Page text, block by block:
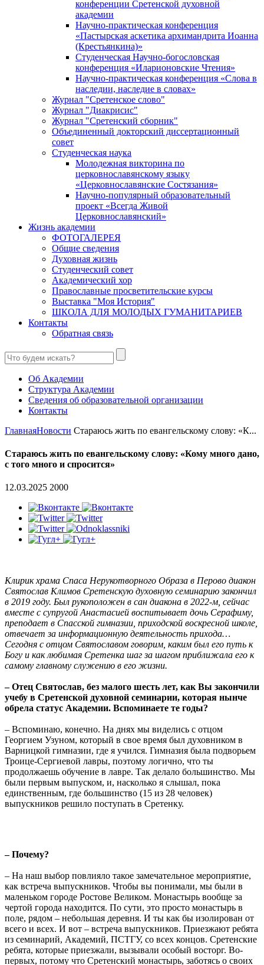
конференции Сретенской духовной
академии
Научно-практическая конференция
«Пастырская аскетика архимандрита Иоанна
(Крестьянкина)»
Студенческая Научно-богословская
конференция «Иларионовские Чтения»
Научно-практическая конференция «Cлова в
наследии, наследие в словах»
Журнал "Сретенское слово"
Журнал "Диакрисис"
Журнал "Сретенский сборник"
Объединенный докторский диссертационный
совет
Студенческая наука
Молодежная викторина по
церковнославянскому языку
«Церковнославянские Состязания»
Научно-популярный образовательный
проект «Всегда Живой
Церковнославянский»
Жизнь академии
ФОТОГАЛЕРЕЯ
Общие сведения
Духовная жизнь
Студенческий совет
Академический хор
Православные просветительские курсы
Выставка "Моя История"
ШКОЛА ДЛЯ МОЛОДЫХ ГУМАНИТАРИЕВ
Контакты
Обратная связь
Об Академии
Структура Академии
Сведения об образовательной организации
Контакты
ГлавнаяНовости Стараюсь жить по евангельскому слову: «К...
Стараюсь жить по евангельскому слову: «Кому много дано,
с того много и спросится»
12.03.2025 2000
Клирик храма Спаса Нерукотворного Образа в Перово диакон
Святослав Климов Сретенскую духовную семинарию закончил
в 2019 году. Был рукоположен в сан диакона в 2022-м, сейчас
вместе с супругой Анастасией воспитывает дочь Серафиму,
преподает в Спасской гимназии, приходской воскресной школе,
отвечает за информационную деятельность прихода…
Сегодня с отцом Святославом говорим, каким был его путь к
Богу и как любимая Сретенка шаг за шагом приближала его к
самому главному служению в его жизни.
– Отец Святослав, без малого шесть лет, как Вы закончили
учебу в Сретенской духовной семинарии, которая нынче
обрела статус Академии. Вспоминаете те годы?
– Вспоминаю, конечно. На днях мы виделись с отцом
Георгием Узуном, который в свое время был духовником в
Варницкой гимназии, где я учился. Гимназия была подворьем
Троице-Сергиевой лавры, поэтому логично, что ты
продолжаешь обучение в лавре. Так делало большинство. Мы
были первым выпуском, и, насколько я слышал, пока
единственным, где большинство (15 из 28 человек)
выпускников решило поступать в Сретенку.
– Почему?
– На наш выбор повлияло такое замечательное мероприятие,
как встреча выпускников. Чтобы вы понимали, мы были в
маленьком городе Ростове Великом. Монастырь вообще за
чертой города находится. По сути, это просто монастырь в
поле, рядом – небольшая деревня. И ты как бы изолирован от
всего и всех. И вот – встреча выпускников. Приезжают ребята
из семинарий, Академий, ПСТГУ, со всех концов. Сретенские
ребята, которые приезжали, вызывали особый восторг. Во-
первых, потому что Сретенский монастырь, заботясь о своих